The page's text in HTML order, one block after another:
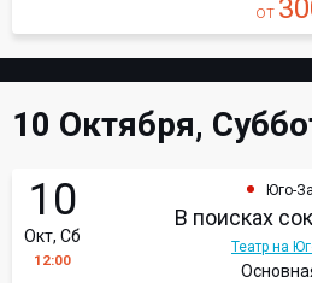
от
10 Октября,
10
Окт, Сб
12:00
Юго-
В поисках
Театр на